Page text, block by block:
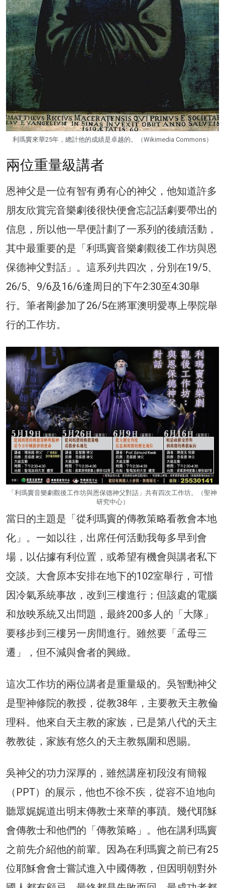
利瑪竇來華25年，總計他的成績是卓越的。（Wikimedia Commons）
兩位重量級講者
恩神父是一位有智有勇有心的神父，他知道許多
朋友欣賞完音樂劇後很快便會忘記話劇要帶出的
信息，所以他一早便計劃了一系列的後續活動，
其中最重要的是「利瑪竇音樂劇觀後工作坊與恩
保德神父對話」。這系列共四次，分別在19/5、
26/5、9/6及16/6逢周日的下午2:30至4:30舉
行。筆者剛參加了26/5在將軍澳明愛專上學院舉
行的工作坊。
「利瑪竇音樂劇觀後工作坊與恩保德神父對話」共有四次工作坊。（聖神
研究中心）
當日的主題是「從利瑪竇的傳教策略看教會本地
化」。一如以往，出席任何活動我每多早到會
場，以佔據有利位置，或希望有機會與講者私下
交談。大會原本安排在地下的102室舉行，可惜
因冷氣系統事故，改到三樓進行；但該處的電腦
和放映系統又出問題，最終200多人的「大隊」
要移步到三樓另一房間進行。雖然要「孟母三
遷」，但不減與會者的興緻。
這次工作坊的兩位講者是重量級的。吳智勳神父
是聖神修院的教授，從教38年，主要教天主教倫
理科。他來自天主教的家族，已是第八代的天主
教教徒，家族有悠久的天主教氛圍和恩賜。
吳神父的功力深厚的，雖然講座初段沒有簡報
（PPT）的展示，他也不徐不疾，從容不迫地向
聽眾娓娓道出明末傳教士來華的事蹟。幾代耶穌
會傳教士和他們的「傳教策略」。他在講利瑪竇
之前先介紹他的前輩。因為在利瑪竇之前已有25
位耶穌會會士嘗試進入中國傳教，但因明朝對外